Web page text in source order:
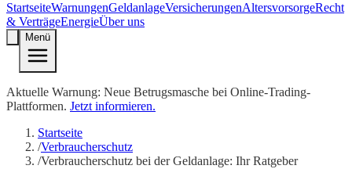
StartseiteWarnungenGeldanlageVersicherungenAltersvorsorgeRecht
& VerträgeEnergieÜber uns
Menü
Aktuelle Warnung: Neue Betrugsmasche bei Online-Trading-
Plattformen. Jetzt informieren.
Startseite
/Verbraucherschutz
/Verbraucherschutz bei der Geldanlage: Ihr Ratgeber